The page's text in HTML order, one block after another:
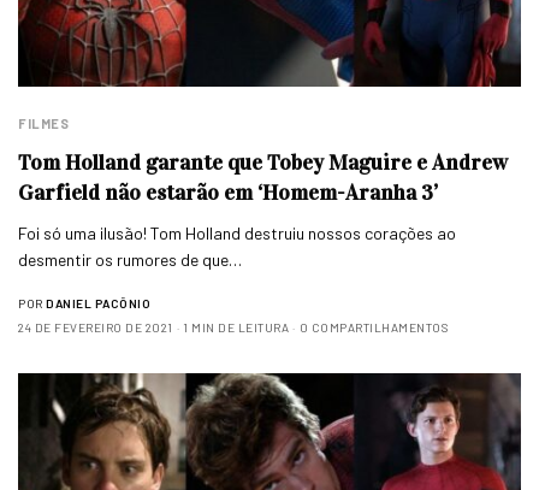
FILMES
Tom Holland garante que Tobey Maguire e Andrew
Garfield não estarão em ‘Homem-Aranha 3’
Foi só uma ilusão! Tom Holland destruiu nossos corações ao
desmentir os rumores de que…
POR DANIEL PACÔNIO
24 DE FEVEREIRO DE 2021
1 MIN DE LEITURA 0 COMPARTILHAMENTOS